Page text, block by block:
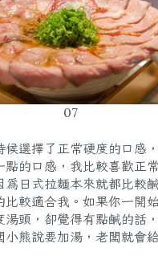
07
候選擇了正常硬度的口感
點的口感，我比較喜歡正
為日式拉麵本來就都比較
比較適合我。如果你一開
湯頭，卻覺得有點鹹的話
小熊說要加湯，老闆就會